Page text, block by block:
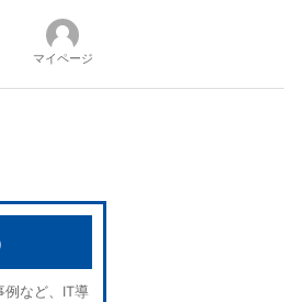
マイページ
例など、IT導